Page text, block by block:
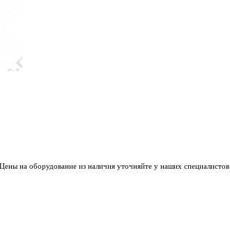
на оборудование из наличия уточняйте у наших специалистов.